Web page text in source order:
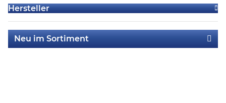
Hersteller
Neu im Sortiment